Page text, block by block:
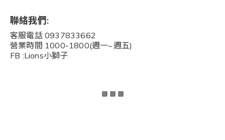
聯絡我們:
客服電話 0937833662
營業時間 1000-1800(週一~週五)
FB :Lions小獅子